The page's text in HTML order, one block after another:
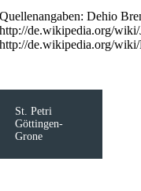
Quellenangaben: Dehio
http://de.wikipedia.org/wiki/
http://de.wikipedia.org/
St. Petri
Göttingen-
Grone